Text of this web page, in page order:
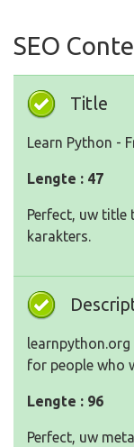
SEO
Title
Learn Python -
Lengte : 47
Perfect, uw title
karakters.
for people who
Lengte : 96
Perfect, uw